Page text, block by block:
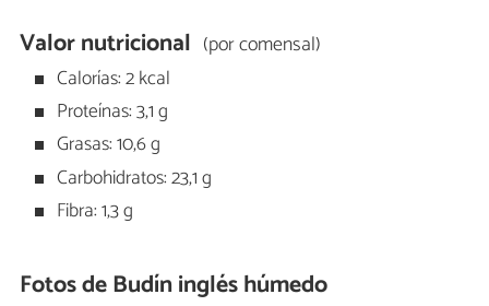
Valor nutricional (por comensal)
Calorías: 2 kcal
Proteínas: 3,1 g
Grasas: 10,6 g
Carbohidratos: 23,1 g
Fibra: 1,3 g
Fotos de Budín inglés húmedo